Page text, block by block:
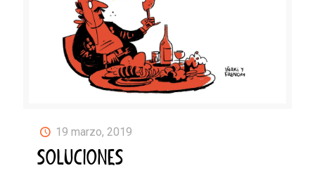
19 marzo, 2019
SOLUCIONES